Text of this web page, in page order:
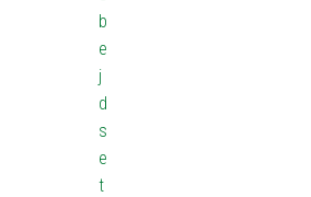
b
e
j
d
s
e
t